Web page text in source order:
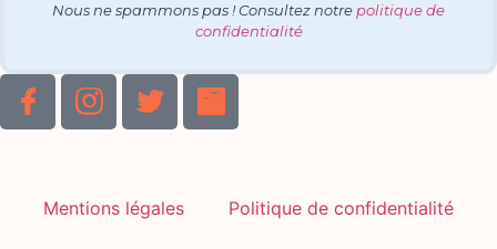
Nous ne spammons pas ! Consultez notrepolitique de
confidentialité
Mentions légales Politique de confidentialité